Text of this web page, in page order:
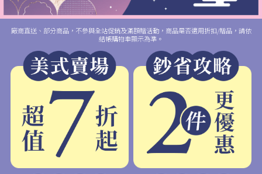
廠商直送、部分商品，不參與全站促銷及滿額贈活動，商品是否適用折扣/贈品，請依
結帳購物車顯示為準。